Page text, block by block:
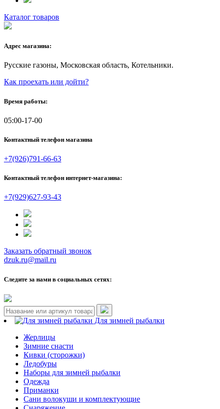
Каталог товаров
Адрес магазина:
Русские газоны, Московская область, Котельники.
Как проехать или дойти?
Время работы:
05:00-17-00
Контактный телефон магазина
+7(926)791-66-63
Контактный телефон интернет-магазина:
+7(929)627-93-43
Заказать обратный звонок
dzuk.ru@mail.ru
Следите за нами в социальных сетях:
Для зимней рыбалки
Жерлицы
Зимние снасти
Кивки (сторожки)
Ледобуры
Наборы для зимней рыбалки
Одежда
Приманки
Сани волокуши и комплектующие